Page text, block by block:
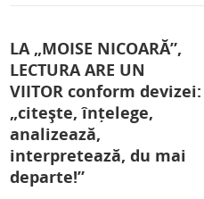
LA „MOISE NICOARĂ”,
LECTURA ARE UN
VIITOR conform devizei:
„citește, înțelege,
analizează,
interpretează, du mai
departe!”